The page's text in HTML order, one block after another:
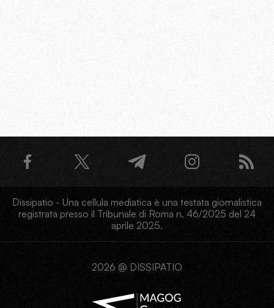
Dissipatio - Una cellula mediatica è una testata giornalistica
registrata presso il Tribunale di Roma n. 46/2025 del 24
aprile 2025.
2026 @ DISSIPATIO